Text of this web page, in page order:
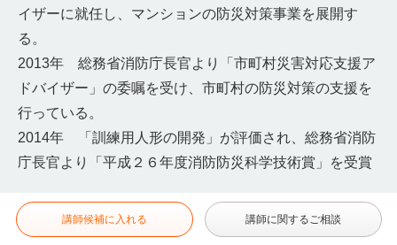
イザーに就任し、マンションの防災対策事業を展開す
る。
2013年 総務省消防庁長官より「市町村災害対応支援ア
ドバイザー」の委嘱を受け、市町村の防災対策の支援を
行っている。
2014年 「訓練用人形の開発」が評価され、総務省消防
庁長官より「平成２６年度消防防災科学技術賞」を受賞
講師候補に入れる 講師に関するご相談